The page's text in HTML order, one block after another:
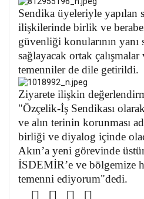
Sendika üyeleriyle yapılan
ilişkilerinde birlik ve
güvenliği konularının yanı
sağlayacak ortak çalışmalar
temenniler de dile getirildi.
Ziyarete ilişkin
"Özçelik-İş Sendikası
ve alın terinin korunması
birliği ve diyalog içinde
Akın’a yeni görevinde
İSDEMİR’e ve bölgemize
temenni ediyorum"dedi.